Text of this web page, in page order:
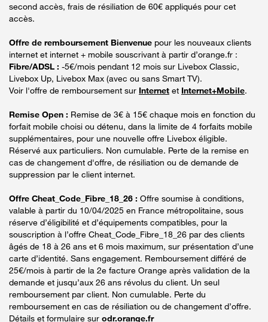
second accès, frais de résiliation de 60€ appliqués pour cet
accès.
Offre de remboursement Bienvenue pour les nouveaux clients
internet et internet + mobile souscrivant à partir d’orange.fr :
Fibre/ADSL : -5€/mois pendant 12 mois sur Livebox Classic,
Livebox Up, Livebox Max (avec ou sans Smart TV).
Voir l'offre de remboursement sur Internet et Internet+Mobile.
Remise Open : Remise de 3€ à 15€ chaque mois en fonction du
forfait mobile choisi ou détenu, dans la limite de 4 forfaits mobile
supplémentaires, pour une nouvelle offre Livebox éligible.
Réservé aux particuliers. Non cumulable. Perte de la remise en
cas de changement d'offre, de résiliation ou de demande de
suppression par le client internet.
Offre Cheat_Code_Fibre_18_26 : Offre soumise à conditions,
valable à partir du 10/04/2025 en France métropolitaine, sous
réserve d’éligibilité et d’équipements compatibles, pour la
souscription à l’offre Cheat_Code_Fibre_18_26 par des clients
âgés de 18 à 26 ans et 6 mois maximum, sur présentation d’une
carte d’identité. Sans engagement. Remboursement différé de
25€/mois à partir de la 2e facture Orange après validation de la
demande et jusqu’aux 26 ans révolus du client. Un seul
remboursement par client. Non cumulable. Perte du
remboursement en cas de résiliation ou de changement d’offre.
Détails et formulaire sur odr.orange.fr